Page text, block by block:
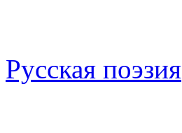
Русская поэзия